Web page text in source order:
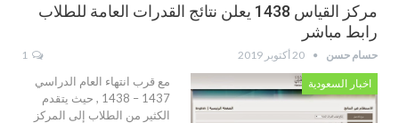
مركز القياس 1438 يعلن نتائج القدرات العامة للطلاب
رابط مباشر
حسام حسن 20 أكتوبر 2019
اخبار السعودية
مع قرب انتهاء العام الدراسي
1437 – 1438 , حيث يتقدم
الكثير من الطلاب إلى المركز